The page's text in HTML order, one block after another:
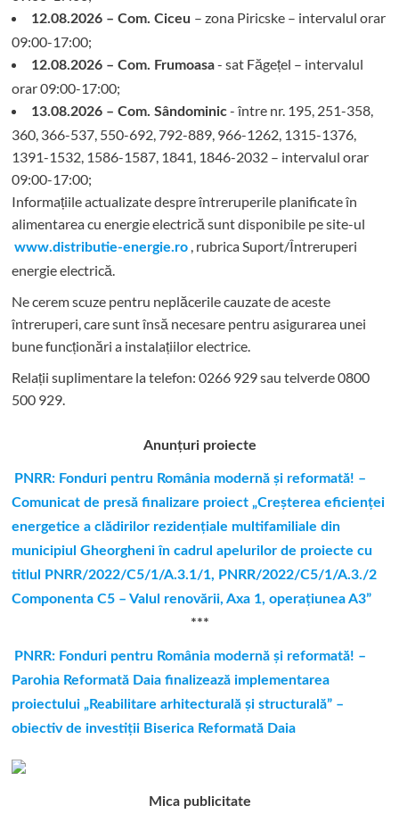
12.08.2026 – Com. Ciceu – zona Piricske – intervalul orar
09:00-17:00;
12.08.2026 – Com. Frumoasa- sat Făgețel – intervalul
orar 09:00-17:00;
13.08.2026 – Com. Sândominic- între nr. 195, 251-358,
360, 366-537, 550-692, 792-889, 966-1262, 1315-1376,
1391-1532, 1586-1587, 1841, 1846-2032 – intervalul orar
09:00-17:00;
Informațiile actualizate despre întreruperile planificate în
alimentarea cu energie electrică sunt disponibile pe site-ul
www.distributie-energie.ro , rubrica Suport/Întreruperi
energie electrică.
Ne cerem scuze pentru neplăcerile cauzate de aceste
întreruperi, care sunt însă necesare pentru asigurarea unei
bune funcționări a instalațiilor electrice.
Relații suplimentare la telefon: 0266 929 sau telverde 0800
500 929.
Anunțuri proiecte
PNRR: Fonduri pentru România modernă şi reformată! –
Comunicat de presă finalizare proiect „Creşterea eficienţei
energetice a clădirilor rezidenţiale multifamiliale din
municipiul Gheorgheni în cadrul apelurilor de proiecte cu
titlul PNRR/2022/C5/1/A.3.1/1, PNRR/2022/C5/1/A.3./2
Componenta C5 – Valul renovării, Axa 1, operaţiunea A3”
***
PNRR: Fonduri pentru România modernă și reformată! –
Parohia Reformată Daia finalizează implementarea
proiectului „Reabilitare arhitecturală și structurală” –
obiectiv de investiții Biserica Reformată Daia
Mica publicitate